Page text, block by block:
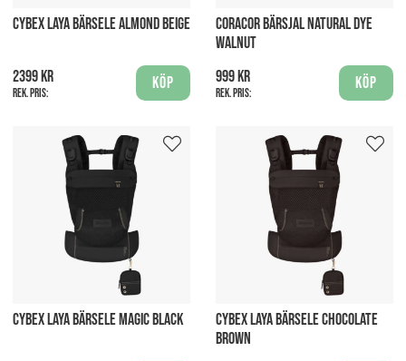
CYBEX LAYA BÄRSELE ALMOND BEIGE
2399 kr
Rek. pris:
Köp
CORACOR BÄRSJAL NATURAL DYE
WALNUT
999 kr
Rek. pris:
Köp
CYBEX LAYA BÄRSELE MAGIC BLACK
CYBEX LAYA BÄRSELE CHOCOLATE
BROWN